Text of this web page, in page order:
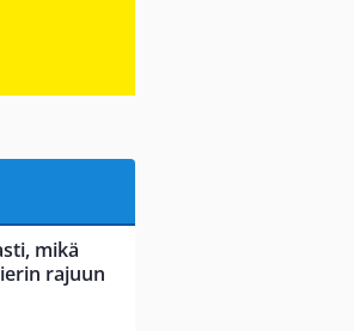
mikä
rajuun